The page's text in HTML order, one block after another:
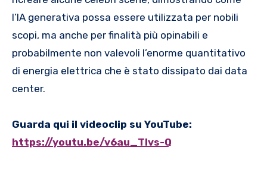
l’IA generativa possa essere utilizzata per nobili
scopi, ma anche per finalità più opinabili e
probabilmente non valevoli l’enorme quantitativo
di energia elettrica che è stato dissipato dai data
center.
Guarda qui il videoclip su YouTube:
https://youtu.be/v6au_TIvs-Q